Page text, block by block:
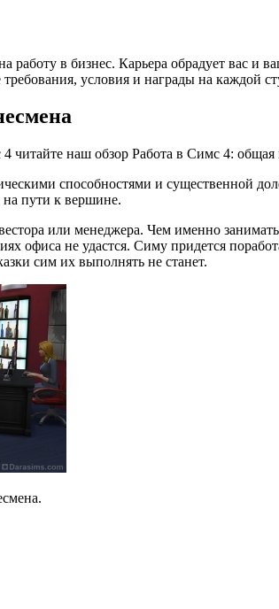
работу в бизнес. Карьера обрадует вас
условия и награды на каждой
читайте наш обзор Работа в Симс 4:
способностями и существенной
на пути к вершине.
или менеджера. Чем именно
офиса не удастся. Симу придется
сим их выполнять не станет.